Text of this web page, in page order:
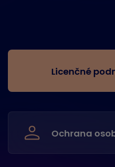
Licenčné
Ochrana